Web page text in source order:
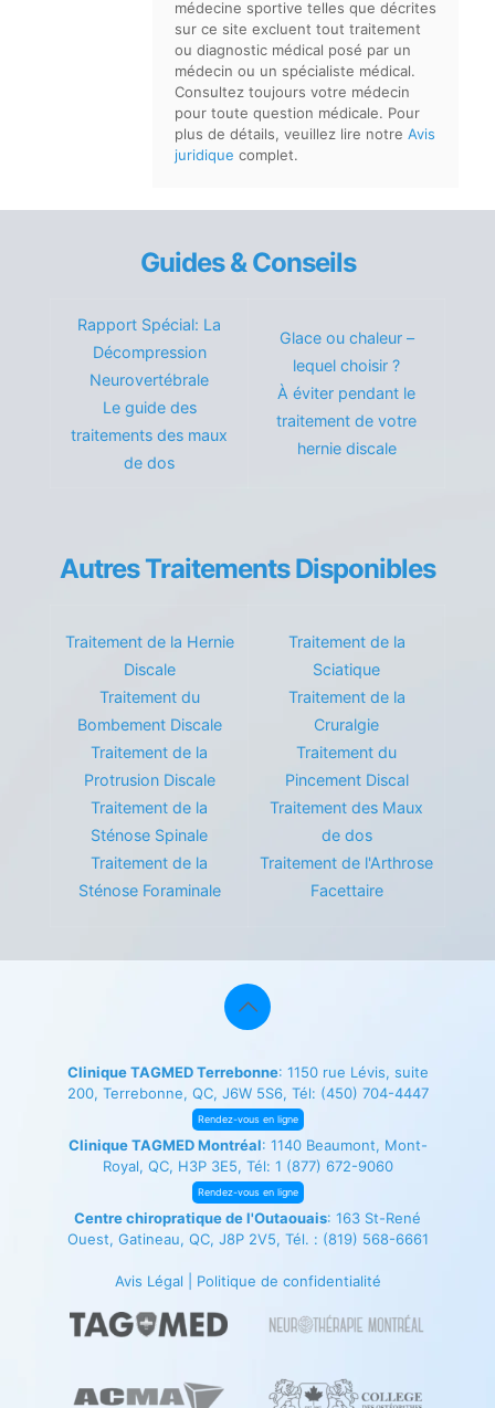
médecine sportive telles que décrites
sur ce site excluent tout traitement
ou diagnostic médical posé par un
médecin ou un spécialiste médical.
Consultez toujours votre médecin
pour toute question médicale. Pour
plus de détails, veuillez lire notre Avis
juridique complet.
Guides & Conseils
Rapport Spécial: La
Décompression
Neurovertébrale
Le guide des
traitements des maux
de dos
Glace ou chaleur –
lequel choisir ?
À éviter pendant le
traitement de votre
hernie discale
Autres Traitements Disponibles
Traitement de la Hernie
Discale
Traitement du
Bombement Discale
Traitement de la
Protrusion Discale
Traitement de la
Sténose Spinale
Traitement de la
Sténose Foraminale
Traitement de la
Sciatique
Traitement de la
Cruralgie
Traitement du
Pincement Discal
Traitement des Maux
de dos
Traitement de l'Arthrose
Facettaire
Clinique TAGMED Terrebonne: 1150 rue Lévis, suite
200, Terrebonne, QC, J6W 5S6, Tél: (450) 704-4447
Rendez-vous en ligne
Clinique TAGMED Montréal: 1140 Beaumont, Mont-
Royal, QC, H3P 3E5, Tél: 1 (877) 672-9060
Rendez-vous en ligne
Centre chiropratique de l'Outaouais: 163 St-René
Ouest, Gatineau, QC, J8P 2V5, Tél. : (819) 568-6661
Avis Légal Politique de confidentialité